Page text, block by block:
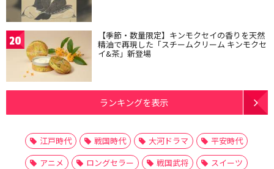
20 【季節・数量限定】キンモクセイの香りを天然
精油で再現した「スチームクリーム キンモクセ
イ&茶」新登場
ランキングを表示
江戸時代 戦国時代 大河ドラマ
平安時代
アニメ
ロングセラー 戦国武将
スイーツ